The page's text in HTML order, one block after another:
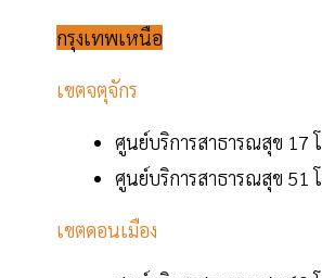
กรุงเทพเหนือ
เขตจตุจักร
ศูนย์บริการสาธารณสุข 17
ศูนย์บริการสาธารณสุข 51
เขตดอนเมือง